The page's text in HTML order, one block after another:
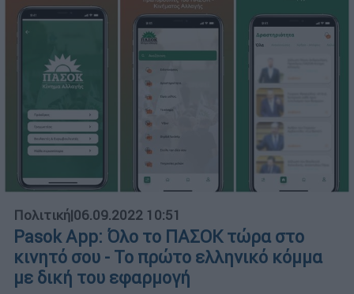
Πολιτική|06.09.2022 10:51
Pasok App: Όλο το ΠΑΣΟΚ τώρα στο
κινητό σου - Το πρώτο ελληνικό κόμμα
με δική του εφαρμογή